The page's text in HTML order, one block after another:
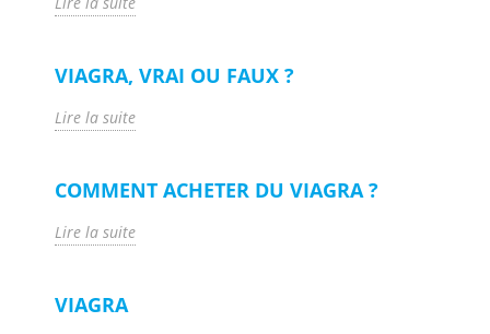
VIAGRA, VRAI OU FAUX ?
Lire la suite
COMMENT ACHETER DU VIAGRA ?
Lire la suite
VIAGRA